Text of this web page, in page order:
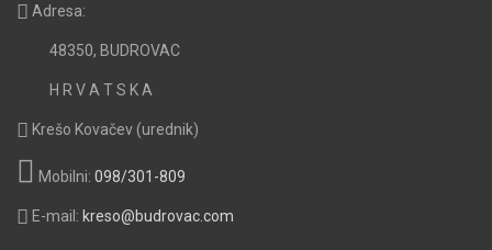
Adresa:
48350, BUDROVAC
H R V A T S K A
Krešo Kovačev (urednik)
Mobilni: 098/301-809
E-mail: kreso@budrovac.com